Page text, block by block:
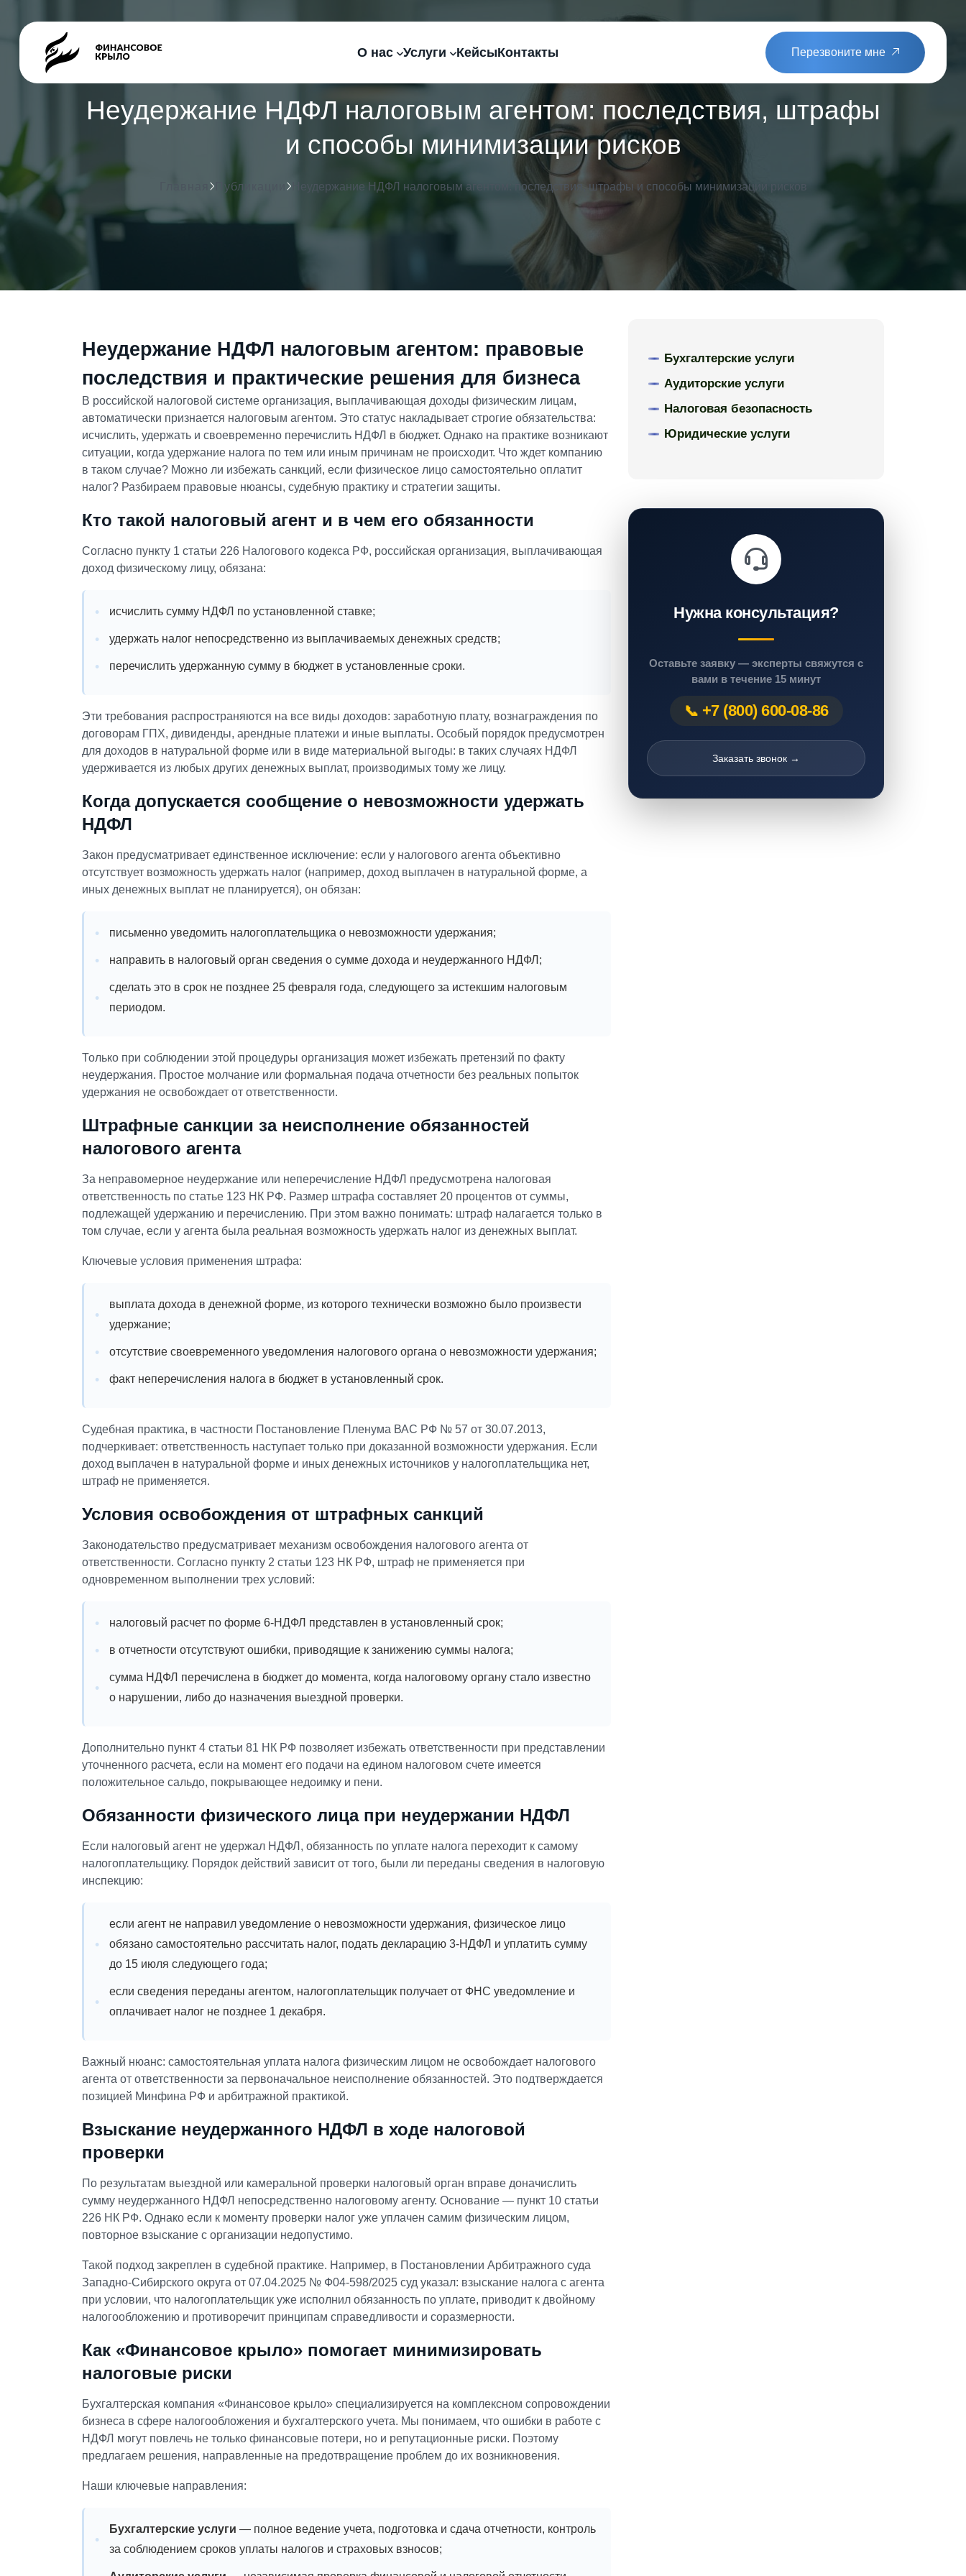
О нас Услуги КейсыКонтакты Перезвоните мне
Неудержание НДФЛ налоговым агентом: последствия, штрафы
и способы минимизации рисков
Публикации Неудержание НДФЛ налоговым агентом: последствия, штрафы и способы минимизации рисков
Неудержание НДФЛ налоговым агентом: правовые
последствия и практические решения для бизнеса
В российской налоговой системе организация, выплачивающая доходы физическим лицам,
автоматически признается налоговым агентом. Это статус накладывает строгие обязательства:
исчислить, удержать и своевременно перечислить НДФЛ в бюджет. Однако на практике возникают
ситуации, когда удержание налога по тем или иным причинам не происходит. Что ждет компанию
в таком случае? Можно ли избежать санкций, если физическое лицо самостоятельно оплатит
налог? Разбираем правовые нюансы, судебную практику и стратегии защиты.
Кто такой налоговый агент и в чем его обязанности
Согласно пункту 1 статьи 226 Налогового кодекса РФ, российская организация, выплачивающая
доход физическому лицу, обязана:
исчислить сумму НДФЛ по установленной ставке;
удержать налог непосредственно из выплачиваемых денежных средств;
перечислить удержанную сумму в бюджет в установленные сроки.
Эти требования распространяются на все виды доходов: заработную плату, вознаграждения по
договорам ГПХ, дивиденды, арендные платежи и иные выплаты. Особый порядок предусмотрен
для доходов в натуральной форме или в виде материальной выгоды: в таких случаях НДФЛ
удерживается из любых других денежных выплат, производимых тому же лицу.
Когда допускается сообщение о невозможности удержать
НДФЛ
Закон предусматривает единственное исключение: если у налогового агента объективно
отсутствует возможность удержать налог (например, доход выплачен в натуральной форме, а
иных денежных выплат не планируется), он обязан:
письменно уведомить налогоплательщика о невозможности удержания;
направить в налоговый орган сведения о сумме дохода и неудержанного НДФЛ;
сделать это в срок не позднее 25 февраля года, следующего за истекшим налоговым
периодом.
Только при соблюдении этой процедуры организация может избежать претензий по факту
неудержания. Простое молчание или формальная подача отчетности без реальных попыток
удержания не освобождает от ответственности.
Штрафные санкции за неисполнение обязанностей
налогового агента
За неправомерное неудержание или неперечисление НДФЛ предусмотрена налоговая
ответственность по статье 123 НК РФ. Размер штрафа составляет 20 процентов от суммы,
подлежащей удержанию и перечислению. При этом важно понимать: штраф налагается только в
том случае, если у агента была реальная возможность удержать налог из денежных выплат.
Ключевые условия применения штрафа:
выплата дохода в денежной форме, из которого технически возможно было произвести
удержание;
отсутствие своевременного уведомления налогового органа о невозможности удержания;
факт неперечисления налога в бюджет в установленный срок.
Судебная практика, в частности Постановление Пленума ВАС РФ № 57 от 30.07.2013,
подчеркивает: ответственность наступает только при доказанной возможности удержания. Если
доход выплачен в натуральной форме и иных денежных источников у налогоплательщика нет,
штраф не применяется.
Условия освобождения от штрафных санкций
Законодательство предусматривает механизм освобождения налогового агента от
ответственности. Согласно пункту 2 статьи 123 НК РФ, штраф не применяется при
одновременном выполнении трех условий:
налоговый расчет по форме 6-НДФЛ представлен в установленный срок;
в отчетности отсутствуют ошибки, приводящие к занижению суммы налога;
сумма НДФЛ перечислена в бюджет до момента, когда налоговому органу стало известно
о нарушении, либо до назначения выездной проверки.
Дополнительно пункт 4 статьи 81 НК РФ позволяет избежать ответственности при представлении
уточненного расчета, если на момент его подачи на едином налоговом счете имеется
положительное сальдо, покрывающее недоимку и пени.
Обязанности физического лица при неудержании НДФЛ
Если налоговый агент не удержал НДФЛ, обязанность по уплате налога переходит к самому
налогоплательщику. Порядок действий зависит от того, были ли переданы сведения в налоговую
инспекцию:
если агент не направил уведомление о невозможности удержания, физическое лицо
обязано самостоятельно рассчитать налог, подать декларацию 3-НДФЛ и уплатить сумму
до 15 июля следующего года;
если сведения переданы агентом, налогоплательщик получает от ФНС уведомление и
оплачивает налог не позднее 1 декабря.
Важный нюанс: самостоятельная уплата налога физическим лицом не освобождает налогового
агента от ответственности за первоначальное неисполнение обязанностей. Это подтверждается
позицией Минфина РФ и арбитражной практикой.
Взыскание неудержанного НДФЛ в ходе налоговой
проверки
По результатам выездной или камеральной проверки налоговый орган вправе доначислить
сумму неудержанного НДФЛ непосредственно налоговому агенту. Основание — пункт 10 статьи
226 НК РФ. Однако если к моменту проверки налог уже уплачен самим физическим лицом,
повторное взыскание с организации недопустимо.
Такой подход закреплен в судебной практике. Например, в Постановлении Арбитражного суда
Западно-Сибирского округа от 07.04.2025 № Ф04-598/2025 суд указал: взыскание налога с агента
при условии, что налогоплательщик уже исполнил обязанность по уплате, приводит к двойному
налогообложению и противоречит принципам справедливости и соразмерности.
Как «Финансовое крыло» помогает минимизировать
налоговые риски
Бухгалтерская компания «Финансовое крыло» специализируется на комплексном сопровождении
бизнеса в сфере налогообложения и бухгалтерского учета. Мы понимаем, что ошибки в работе с
НДФЛ могут повлечь не только финансовые потери, но и репутационные риски. Поэтому
предлагаем решения, направленные на предотвращение проблем до их возникновения.
Наши ключевые направления:
Бухгалтерские услуги — полное ведение учета, подготовка и сдача отчетности, контроль
за соблюдением сроков уплаты налогов и страховых взносов;
Бухгалтерские услуги
Аудиторские услуги
Налоговая безопасность
Юридические услуги
Нужна консультация?
Оставьте заявку — эксперты свяжутся с
вами в течение 15 минут
+7 (800) 600-08-86
Заказать звонок →